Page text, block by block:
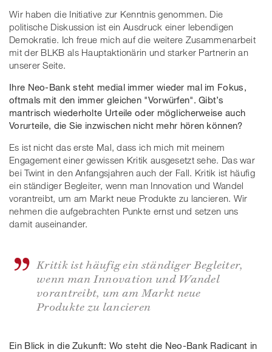
Wir haben die Initiative zur Kenntnis genommen. Die
politische Diskussion ist ein Ausdruck einer lebendigen
Demokratie. Ich freue mich auf die weitere Zusammenarbeit
mit der BLKB als Hauptaktionärin und starker Partnerin an
unserer Seite.
Ihre Neo-Bank steht medial immer wieder mal im Fokus,
oftmals mit den immer gleichen "Vorwürfen". Gibt’s
mantrisch wiederholte Urteile oder möglicherweise auch
Vorurteile, die Sie inzwischen nicht mehr hören können?
Es ist nicht das erste Mal, dass ich mich mit meinem
Engagement einer gewissen Kritik ausgesetzt sehe. Das war
bei Twint in den Anfangsjahren auch der Fall. Kritik ist häufig
ein ständiger Begleiter, wenn man Innovation und Wandel
vorantreibt, um am Markt neue Produkte zu lancieren. Wir
nehmen die aufgebrachten Punkte ernst und setzen uns
damit auseinander.
Kritik ist häufig ein ständiger Begleiter,
wenn man Innovation und Wandel
vorantreibt, um am Markt neue
Produkte zu lancieren
Ein Blick in die Zukunft: Wo steht die Neo-Bank Radicant in